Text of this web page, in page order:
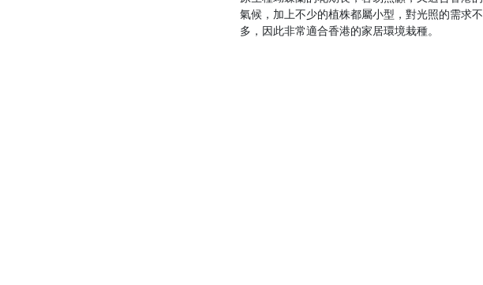
氣候，加上不少的植株都屬小型，對光照的需求不
多，因此非常適合香港的家居環境栽種。